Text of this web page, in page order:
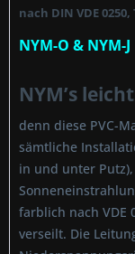
nach DIN VDE 0250,
NYM-O & NYM-J
NYM’s
denn diese PVC-
sämtliche
in und unter
farblich nach VDE
verseilt. Die